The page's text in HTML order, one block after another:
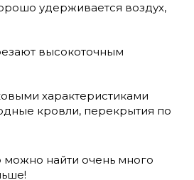
удерживается воздух,
высокоточным
характеристиками
кровли, перекрытия по
можно найти очень много